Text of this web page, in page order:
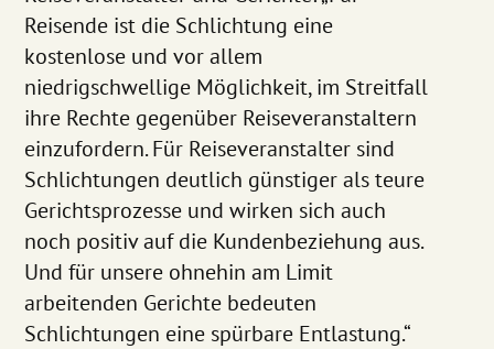
Reisende ist die Schlichtung eine
kostenlose und vor allem
niedrigschwellige Möglichkeit, im Streitfall
ihre Rechte gegenüber Reiseveranstaltern
einzufordern. Für Reiseveranstalter sind
Schlichtungen deutlich günstiger als teure
Gerichtsprozesse und wirken sich auch
noch positiv auf die Kundenbeziehung aus.
Und für unsere ohnehin am Limit
arbeitenden Gerichte bedeuten
Schlichtungen eine spürbare Entlastung.“